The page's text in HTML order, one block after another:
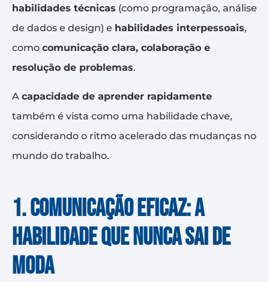
habilidades técnicas (como programação, análise
de dados e design) e habilidades interpessoais,
como comunicação clara, colaboração e
resolução de problemas.
A capacidade de aprender rapidamente
também é vista como uma habilidade chave,
considerando o ritmo acelerado das mudanças no
mundo do trabalho.
1. Comunicação eficaz: a
habilidade que nunca sai de
moda